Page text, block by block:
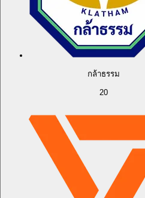
กล้าธรรม
20